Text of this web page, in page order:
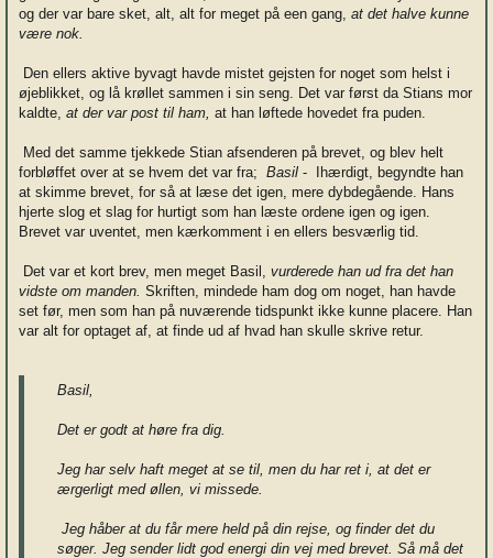
og der var bare sket, alt, alt for meget på een gang, at det halve kunne
være nok.
Den ellers aktive byvagt havde mistet gejsten for noget som helst i
øjeblikket, og lå krøllet sammen i sin seng. Det var først da Stians mor
kaldte, at der var post til ham, at han løftede hovedet fra puden.
Med det samme tjekkede Stian afsenderen på brevet, og blev helt
forbløffet over at se hvem det var fra; Basil - Ihærdigt, begyndte han
at skimme brevet, for så at læse det igen, mere dybdegående. Hans
hjerte slog et slag for hurtigt som han læste ordene igen og igen.
Brevet var uventet, men kærkomment i en ellers besværlig tid.
Det var et kort brev, men meget Basil, vurderede han ud fra det han
vidste om manden. Skriften, mindede ham dog om noget, han havde
set før, men som han på nuværende tidspunkt ikke kunne placere. Han
var alt for optaget af, at finde ud af hvad han skulle skrive retur.
Basil,
Det er godt at høre fra dig.
Jeg har selv haft meget at se til, men du har ret i, at det er
ærgerligt med øllen, vi missede.
Jeg håber at du får mere held på din rejse, og finder det du
søger. Jeg sender lidt god energi din vej med brevet. Så må det